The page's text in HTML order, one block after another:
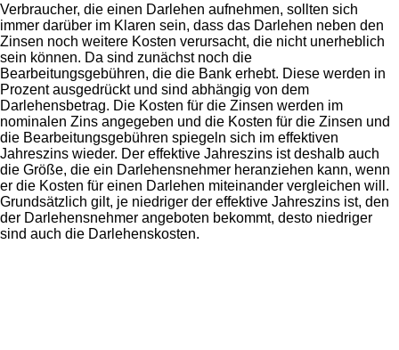
Verbraucher, die einen Darlehen aufnehmen, sollten sich
immer darüber im Klaren sein, dass das Darlehen neben den
Zinsen noch weitere Kosten verursacht, die nicht unerheblich
sein können. Da sind zunächst noch die
Bearbeitungsgebühren, die die Bank erhebt. Diese werden in
Prozent ausgedrückt und sind abhängig von dem
Darlehensbetrag. Die Kosten für die Zinsen werden im
nominalen Zins angegeben und die Kosten für die Zinsen und
die Bearbeitungsgebühren spiegeln sich im effektiven
Jahreszins wieder. Der effektive Jahreszins ist deshalb auch
die Größe, die ein Darlehensnehmer heranziehen kann, wenn
er die Kosten für einen Darlehen miteinander vergleichen will.
Grundsätzlich gilt, je niedriger der effektive Jahreszins ist, den
der Darlehensnehmer angeboten bekommt, desto niedriger
sind auch die Darlehenskosten.